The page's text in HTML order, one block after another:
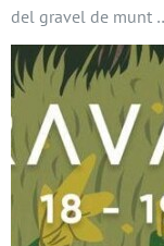
del gravel de munt